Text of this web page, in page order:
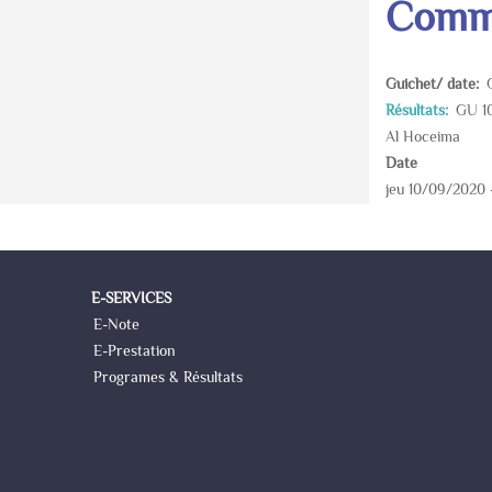
Guichet/ date
Résultats GU
Al Hoceima
Date
jeu 10/09/2020
E-SERVICES
E-Note
E-Prestation
Programes & Résultats